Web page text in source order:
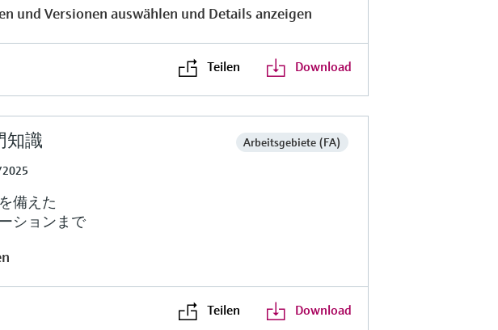
und Versionen auswählen und Details anzeigen
Teilen Download
知識
Arbeitsgebiete (FA)
2025
備えた
ションまで
Teilen Download